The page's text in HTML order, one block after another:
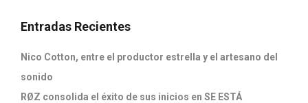
Entradas Recientes
Nico Cotton, entre el productor estrella y el artesano del
sonido
RØZ consolida el éxito de sus inicios en SE ESTÁ